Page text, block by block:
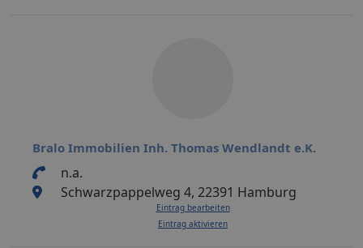
Bralo Immobilien Inh. Thomas Wendlandt e.K.
n.a.
Schwarzpappelweg 4, 22391 Hamburg
Eintrag bearbeiten
Eintrag aktivieren